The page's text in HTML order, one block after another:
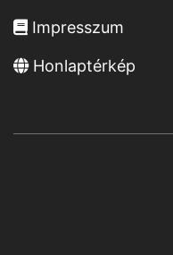
Impresszum
Honlaptérkép